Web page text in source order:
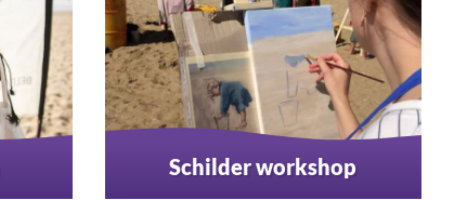
Schilder workshop